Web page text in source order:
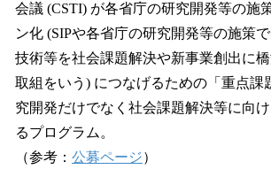
会議 (CSTI) が各省庁の研究開発等の施
ン化 (SIPや各省庁の研究開発等の施策
技術等を社会課題解決や新事業創出に
取組をいう) につなげるための「重点課
究開発だけでなく社会課題解決等に向
るプログラム。
（参考： 公募ページ）